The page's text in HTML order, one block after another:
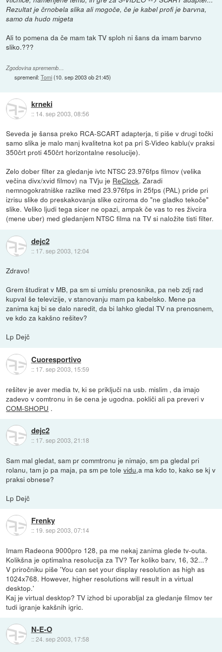
Rezultat je črnobela slika ali mogoče, če je kabel profi je barvna,
samo da hudo migeta
Ali to pomena da če mam tak TV sploh ni šans da imam barvno
sliko.???
Zgodovina sprememb…
spremenil:Tomi(10. sep 2003 ob 21:45)
krneki
:: 14. sep 2003, 08:56
Seveda je šansa preko RCA-SCART adapterja, ti piše v drugi točki
samo slika je malo manj kvalitetna kot pa pri S-Video kablu(v praksi
350črt proti 450črt horizontalne resolucije).
Zelo dober filter za gledanje ivtc NTSC 23.976fps filmov (velika
večina divx/xvid filmov) na TVju je ReClock. Zaradi
nemnogokratniške razlike med 23.976fps in 25fps (PAL) pride pri
izrisu slike do preskakovanja slike oziroma do "ne gladko tekoče"
slike. Veliko ljudi tega sicer ne opazi, ampak če vas to res živcira
(mene uber) med gledanjem NTSC filma na TV si naložite tisti filter.
dejc2
:: 17. sep 2003, 12:04
Zdravo!
Grem študirat v MB, pa sm si umislu prenosnika, pa neb zdj rad
kupval še televizije, v stanovanju mam pa kabelsko. Mene pa
zanima kaj bi se dalo naredit, da bi lahko gledal TV na prenosnem,
ve kdo za kakšno rešitev?
Lp Dejč
Cuoresportivo
:: 17. sep 2003, 15:59
rešitev je aver media tv, ki se priključi na usb. mislim , da imajo
zadevo v comtronu in še cena je ugodna. pokliči ali pa preveri v
COM-SHOPU .
dejc2
:: 17. sep 2003, 21:18
Sam mal gledat, sam pr commtronu je nimajo, sm pa gledal pri
rolanu, tam jo pa maja, pa sm pe tolevidu,a ma kdo to, kako se kj v
praksi obnese?
Lp Dejč
Frenky
:: 19. sep 2003, 07:14
Imam Radeona 9000pro 128, pa me nekaj zanima glede tv-outa.
Kolikšna je optimalna resolucija za TV? Ter koliko barv, 16, 32...?
V priročniku piše 'You can set your display resolution as high as
1024x768. However, higher resolutions will result in a virtual
desktop.'
Kaj je virtual desktop? TV izhod bi uporabljal za gledanje filmov ter
tudi igranje kakšnih igric.
N-E-O
::24. sep 2003, 17:58